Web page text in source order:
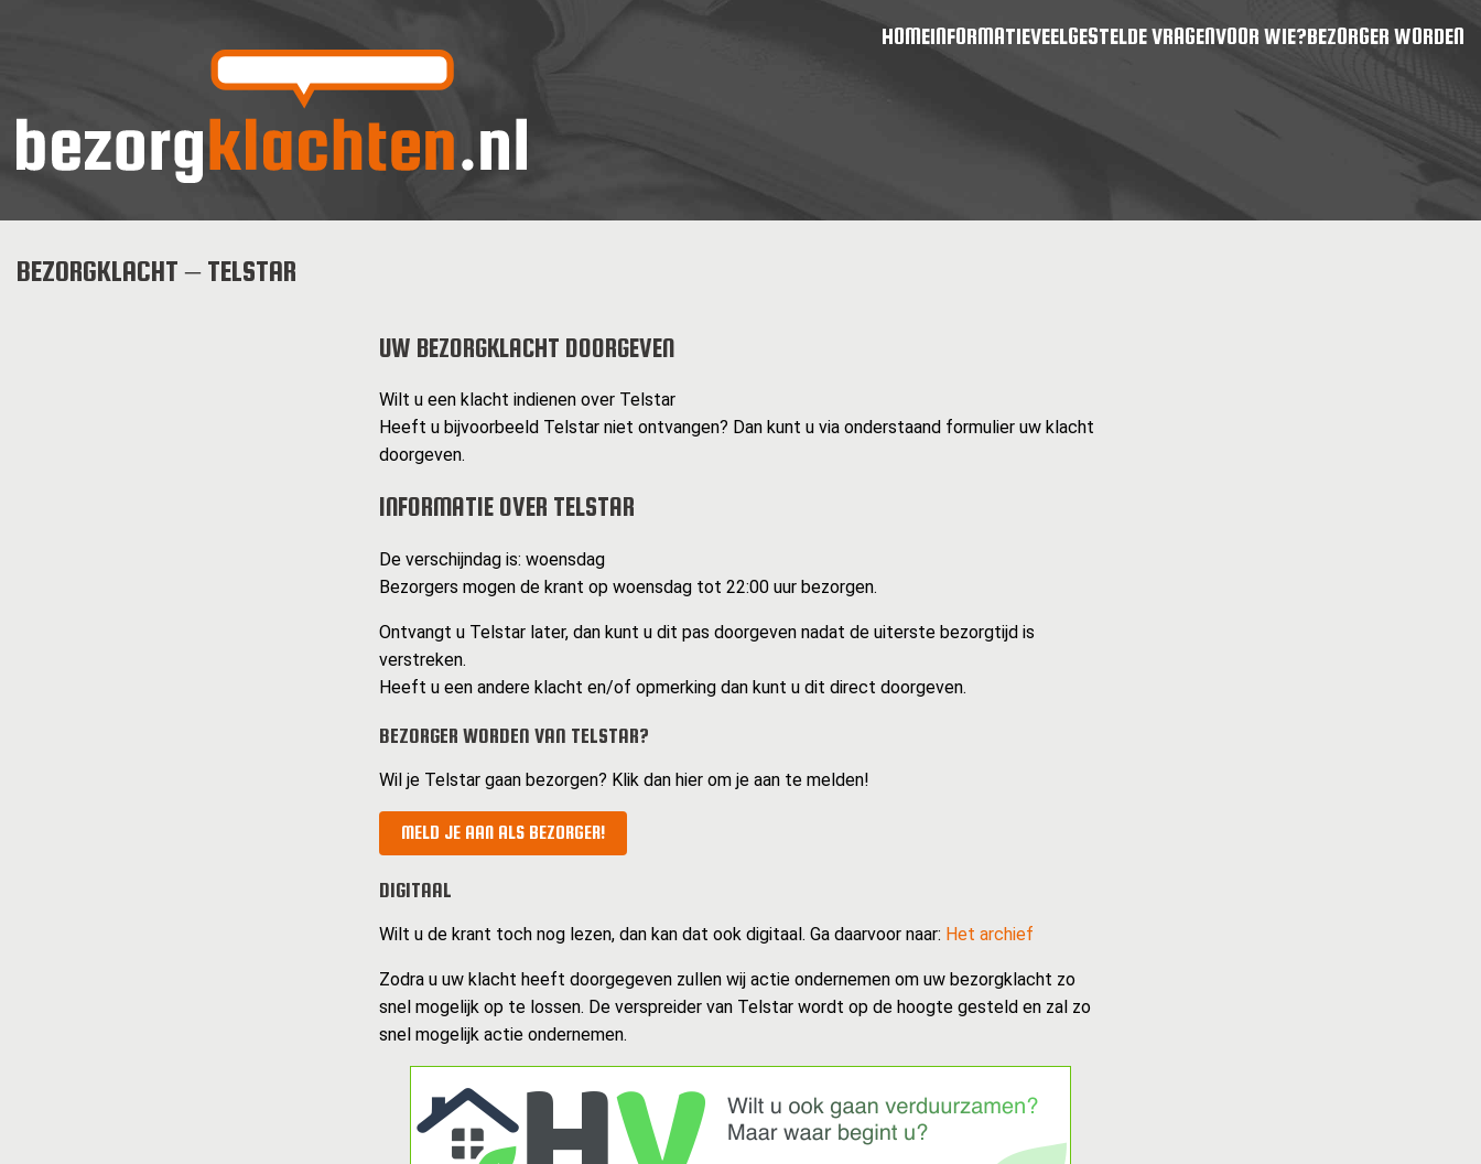
HOMEINFORMATIEVEELGESTELDE VRAGENVOOR WIE?BEZORGER WORDEN
BEZORGKLACHT – TELSTAR
UW BEZORGKLACHT DOORGEVEN
Wilt u een klacht indienen over Telstar
Heeft u bijvoorbeeld Telstar niet ontvangen? Dan kunt u via onderstaand formulier uw klacht
doorgeven.
INFORMATIE OVER TELSTAR
De verschijndag is: woensdag
Bezorgers mogen de krant op woensdag tot 22:00 uur bezorgen.
Ontvangt u Telstar later, dan kunt u dit pas doorgeven nadat de uiterste bezorgtijd is
verstreken.
Heeft u een andere klacht en/of opmerking dan kunt u dit direct doorgeven.
BEZORGER WORDEN VAN TELSTAR?
Wil je Telstar gaan bezorgen? Klik dan hier om je aan te melden!
MELD JE AAN ALS BEZORGER!
DIGITAAL
Wilt u de krant toch nog lezen, dan kan dat ook digitaal. Ga daarvoor naar: Het archief
Zodra u uw klacht heeft doorgegeven zullen wij actie ondernemen om uw bezorgklacht zo
snel mogelijk op te lossen. De verspreider van Telstar wordt op de hoogte gesteld en zal zo
snel mogelijk actie ondernemen.